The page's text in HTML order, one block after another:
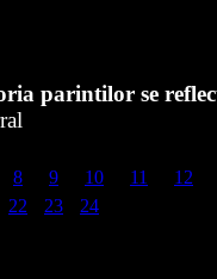
parintilor se
8 9 10 11
12
22 23 24